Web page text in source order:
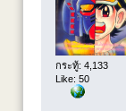
กระทู้: 4,133
Like: 50